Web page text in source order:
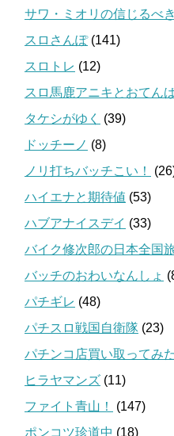
サワ・ミオリの信じるべ
スロさんぽ(141)
スロトレ (12)
スロ馬鹿アニキとおてんば
タケシがゆく
(39)
ドッチーノ (8)
ノリ打ちバッチこい！
ハイエナと期待値 (53)
ハブアナイスデイ (33)
バイク修次郎の日本全国
バッチのおわいなんしょ
パチギレ (48)
パチスロ戦国自衛隊 (23)
パチンコ店買い取ってみた
ヒラヤマンズ (11)
ファイト青山！
(147)
ポンコツ珍道中 (18)